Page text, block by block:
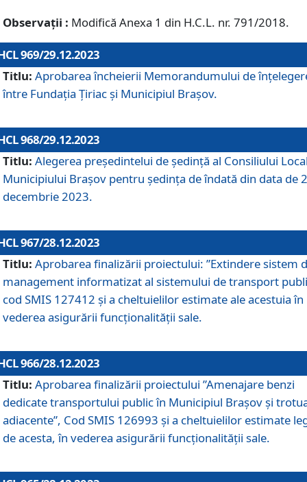
Observații : Modifică Anexa 1 din H.C.L. nr. 791/2018.
969/29.12.2023
Titlu: Aprobarea încheierii Memorandumului de
între Fundația Țiriac și Municipiul Brașov.
968/29.12.2023
Titlu: Alegerea preşedintelui de şedinţă al Consiliului
Municipiului Braşov pentru ședința de îndată din data de
decembrie 2023.
967/28.12.2023
Titlu: Aprobarea finalizării proiectului: ”Extindere sistem
management informatizat al sistemului de transport
cod SMIS 127412 și a cheltuielilor estimate ale acestuia în
vederea asigurării funcționalității sale.
966/28.12.2023
Titlu: Aprobarea finalizării proiectului ”Amenajare benzi
dedicate transportului public în Municipiul Brașov şi
adiacente”, Cod SMIS 126993 și a cheltuielilor estimate
de acesta, în vederea asigurării funcționalității sale.